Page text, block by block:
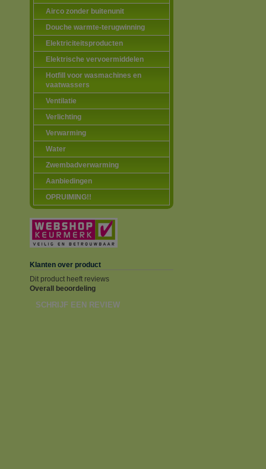
Airco zonder buitenunit
Douche warmte-terugwinning
Elektriciteitsproducten
Elektrische vervoermiddelen
Hotfill voor wasmachines en
vaatwassers
Ventilatie
Verlichting
Verwarming
Water
Zwembadverwarming
Aanbiedingen
OPRUIMING!!
Klanten over product
Dit product heeft reviews
Overall beoordeling
SCHRIJF EEN REVIEW